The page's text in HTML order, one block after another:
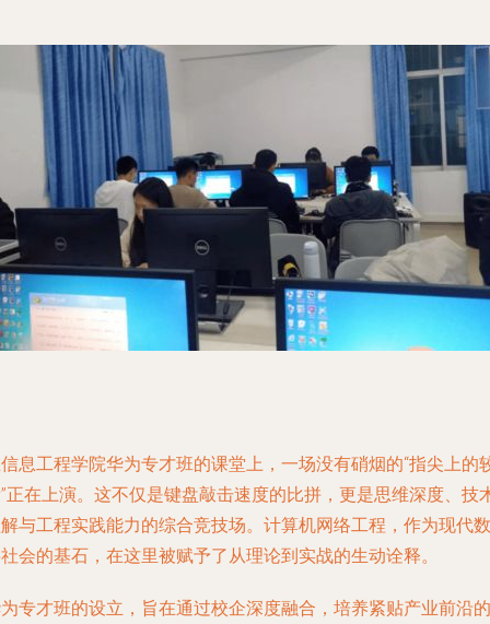
息工程学院华为专才班的课堂上，一场没有硝烟的“指尖上的
正在上演。这不仅是键盘敲击速度的比拼，更是思维深度、技
与工程实践能力的综合竞技场。计算机网络工程，作为现代数
会的基石，在这里被赋予了从理论到实战的生动诠释。
专才班的设立，旨在通过校企深度融合，培养紧贴产业前沿的